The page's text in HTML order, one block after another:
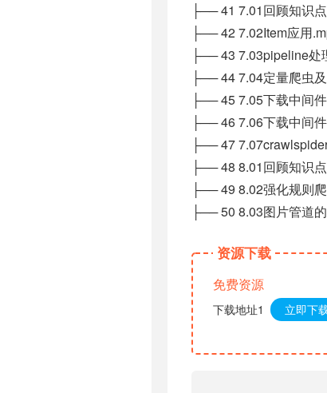
├── 41 7.01回顾知识
├── 42 7.02Item应用
├── 43 7.03pipeline处
├── 44 7.04定量爬虫
├── 45 7.05下载中间
├── 46 7.06下载中间
├── 47
├── 48 8.01回顾知识
├── 49 8.02强化规则
├── 50 8.03图片管道
资源下载
免费资源
下载地址1 立即下